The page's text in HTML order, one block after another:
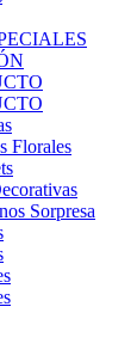
Florales
Sorpresa